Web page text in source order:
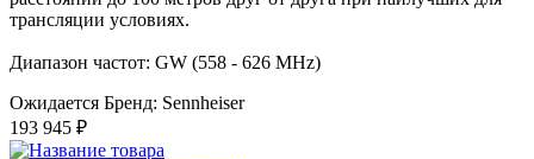
трансляции условиях.
Диапазон частот: GW (558 - 626 MHz)
Ожидается Бренд: Sennheiser
193 945 ₽